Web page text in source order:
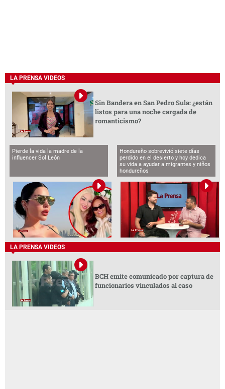
LA PRENSA VIDEOS
Sin Bandera en San Pedro Sula: ¿están
listos para una noche cargada de
romanticismo?
Pierde la vida la madre de la
influencer Sol León
Hondureño sobrevivió siete días
perdido en el desierto y hoy dedica
su vida a ayudar a migrantes y niños
hondureños
LA PRENSA VIDEOS
BCH emite comunicado por captura de
funcionarios vinculados al caso